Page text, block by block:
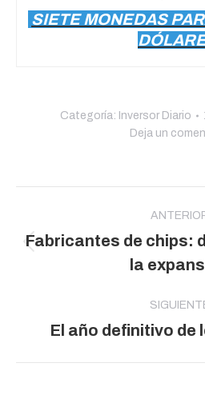
SIETE MONEDAS
Categoría: Inversor Diario
Deja un
publicaciones
Fabricantes de chips:
la
El año definitivo de